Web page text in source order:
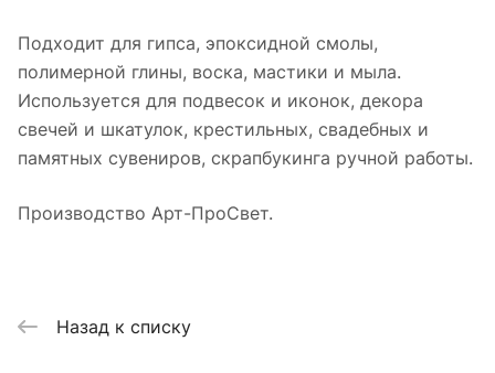
Подходит для гипса, эпоксидной смолы,
полимерной глины, воска, мастики и мыла.
Используется для подвесок и иконок, декора
свечей и шкатулок, крестильных, свадебных и
памятных сувениров, скрапбукинга ручной работы.
Производство Арт-ПроСвет.
Назад к списку